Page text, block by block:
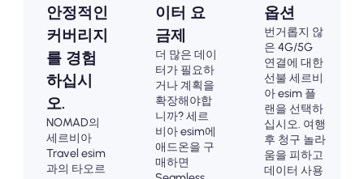
안정적인
커버리지
를 경험
하십시
오.
NOMAD의
세르비아
Travel esim
과의 타오르
이터 요
금제
더 많은 데이
터가 필요하
거나 계획을
확장해야합
니까? 세르
비아 esim에
애드온을 구
매하면
옵션
번거롭지 않
은 4G/5G
연결에 대한
선불 세르비
아 esim 플
랜을 선택하
십시오. 여행
후 청구 놀라
움을 피하고
데이터 사용